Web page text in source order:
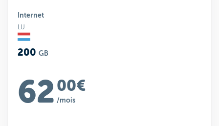
Internet
LU
200 GB
6200€
/mois